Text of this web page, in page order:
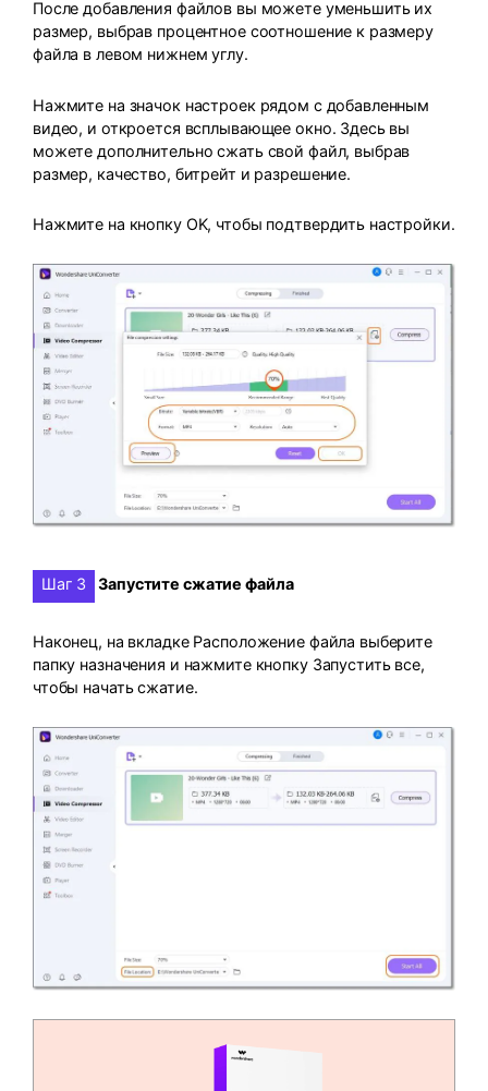
После добавления файлов вы можете уменьшить их
размер, выбрав процентное соотношение к размеру
файла в левом нижнем углу.
Нажмите на значок настроек рядом с добавленным
видео, и откроется всплывающее окно. Здесь вы
можете дополнительно сжать свой файл, выбрав
размер, качество, битрейт и разрешение.
Нажмите на кнопку OK, чтобы подтвердить настройки.
Шаг 3 Запустите сжатие файла
Наконец, на вкладке Расположение файла выберите
папку назначения и нажмите кнопку Запустить все,
чтобы начать сжатие.